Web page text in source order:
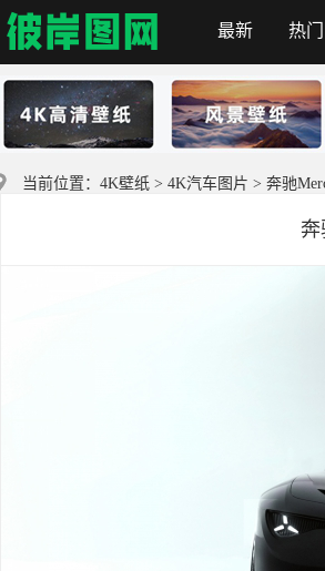
彼岸图网
最新 热门
当前位置： 4K壁纸 > 4K汽车图片 > 奔驰
奔